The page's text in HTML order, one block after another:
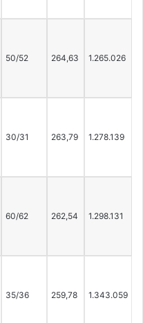
50/52 264,63 1.265.026
30/31 263,79 1.278.139
60/62 262,54 1.298.131
35/36 259,78 1.343.059